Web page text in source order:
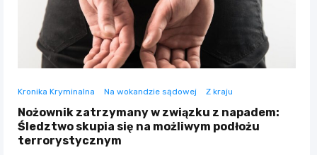
Kronika Kryminalna Na wokandzie sądowej Z kraju
Nożownik zatrzymany w związku z napadem:
Śledztwo skupia się na możliwym podłożu
terrorystycznym